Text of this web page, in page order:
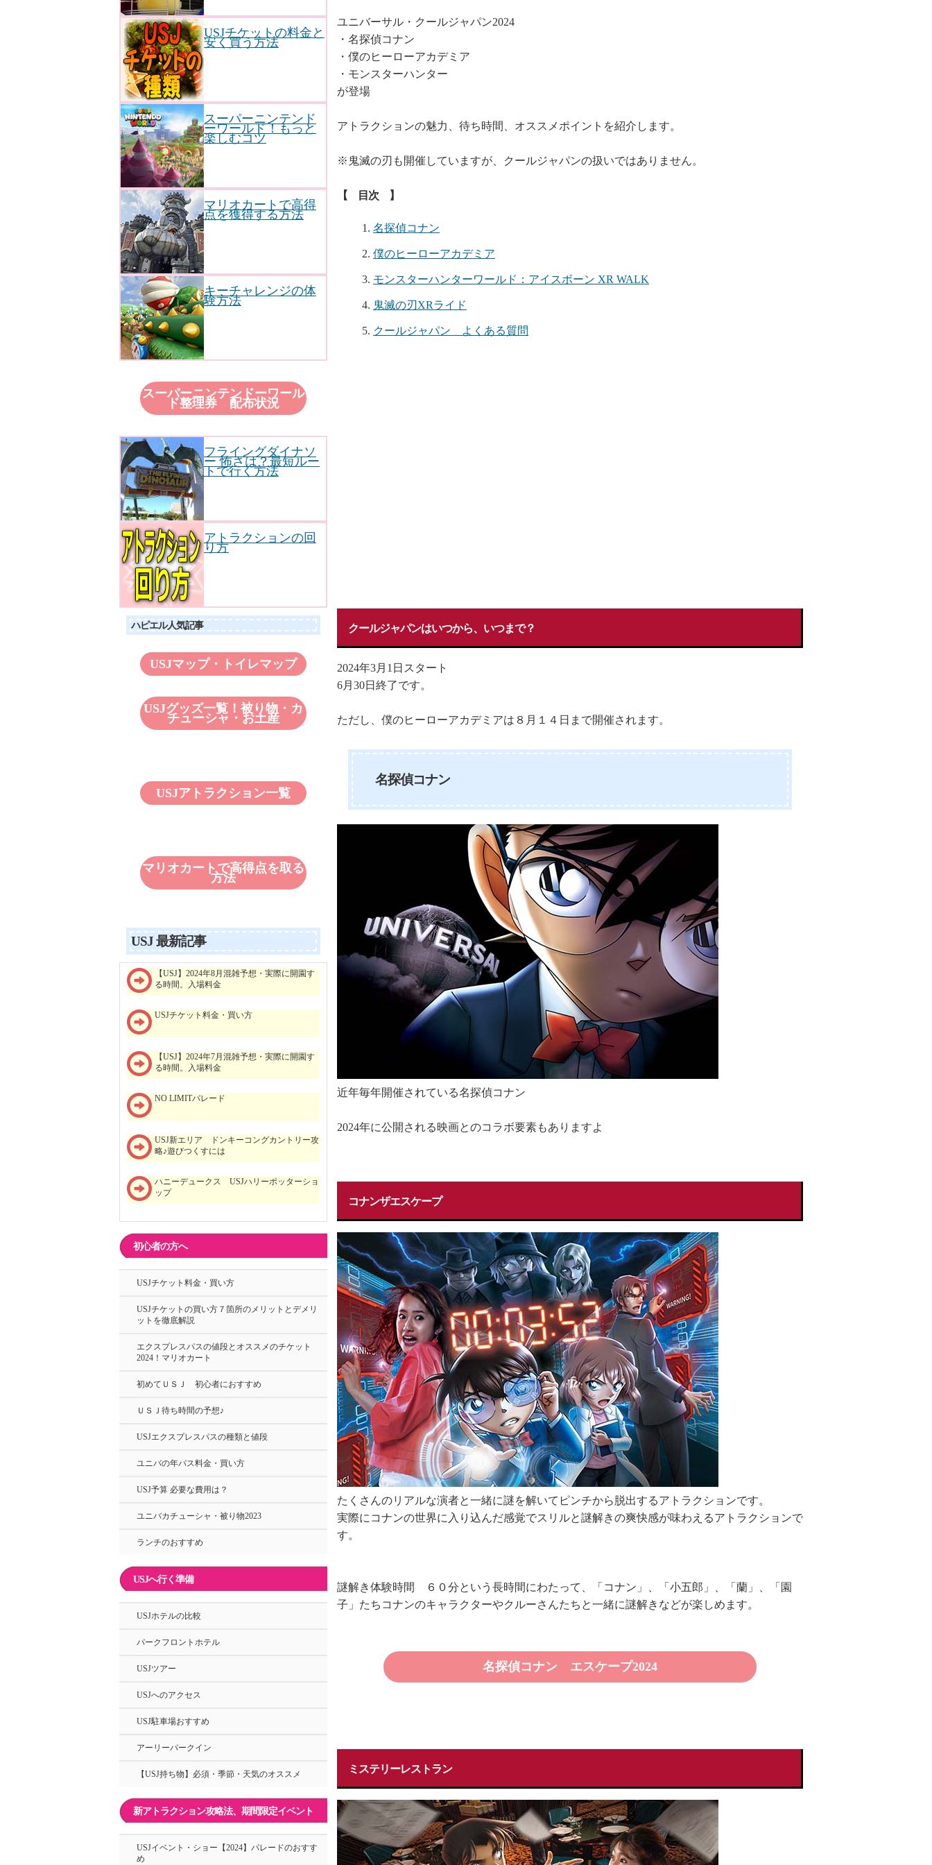
ユニバーサル・クールジャパン2024
・名探偵コナン
・僕のヒーローアカデミア
・モンスターハンター
が登場
アトラクションの魅力、待ち時間、オススメポイントを紹介します。
※鬼滅の刃も開催していますが、クールジャパンの扱いではありません。
【 目次 】
名探偵コナン
僕のヒーローアカデミア
モンスターハンターワールド：アイスボーン XR WALK
鬼滅の刃XRライド
クールジャパン よくある質問
クールジャパンはいつから、いつまで？
2024年3月1日スタート
6月30日終了です。
ただし、僕のヒーローアカデミアは８月１４日まで開催されます。
名探偵コナン
近年毎年開催されている名探偵コナン
2024年に公開される映画とのコラボ要素もありますよ
コナンザエスケープ
たくさんのリアルな演者と一緒に謎を解いてピンチから脱出するアトラクションです。
実際にコナンの世界に入り込んだ感覚でスリルと謎解きの爽快感が味わえるアトラクションで
す。
謎解き体験時間 ６０分という長時間にわたって、「コナン」、「小五郎」、「蘭」、「園
子」たちコナンのキャラクターやクルーさんたちと一緒に謎解きなどが楽しめます。
名探偵コナン エスケープ2024
ミステリーレストラン
USJチケットの料金と
安く買う方法
スーパーニンテンド
ーワールド！もっと
楽しむコツ
マリオカートで高得
点を獲得する方法
キーチャレンジの体
験方法
スーパーニンテンドーワール
ド整理券 配布状況
フライングダイナソ
ー 怖さは？最短ルー
トで行く方法
アトラクションの回
り方
ハピエル人気記事
USJマップ・トイレマップ
USJグッズ一覧！被り物・カ
チューシャ・お土産
USJアトラクション一覧
マリオカートで高得点を取る
方法
USJ 最新記事
【USJ】2024年8月混雑予想・実際に開園す
る時間。入場料金
USJチケット料金・買い方
【USJ】2024年7月混雑予想・実際に開園す
る時間。入場料金
NO LIMITパレード
USJ新エリア ドンキーコングカントリー攻
略♪遊びつくすには
ハニーデュークス USJハリーポッターショ
ップ
初心者の方へ
USJチケット料金・買い方
USJチケットの買い方７箇所のメリットとデメリ
ットを徹底解説
エクスプレスパスの値段とオススメのチケット
2024！マリオカート
初めてＵＳＪ 初心者におすすめ
ＵＳＪ待ち時間の予想♪
USJエクスプレスパスの種類と値段
ユニバの年パス料金・買い方
USJ予算 必要な費用は？
ユニバカチューシャ・被り物2023
ランチのおすすめ
USJへ行く準備
USJホテルの比較
パークフロントホテル
USJツアー
USJへのアクセス
USJ駐車場おすすめ
アーリーパークイン
【USJ持ち物】必須・季節・天気のオススメ
新アトラクション攻略法、期間限定イベント
USJイベント・ショー【2024】パレードのおすす
め